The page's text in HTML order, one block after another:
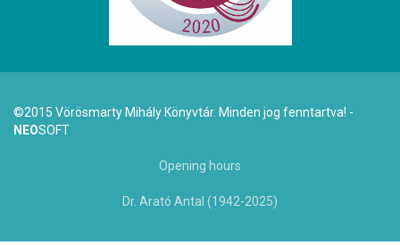
©2015 Vörösmarty Mihály Könyvtár. Minden jog fenntartva! -
NEOSOFT
Opening hours
Dr. Arató Antal (1942-2025)